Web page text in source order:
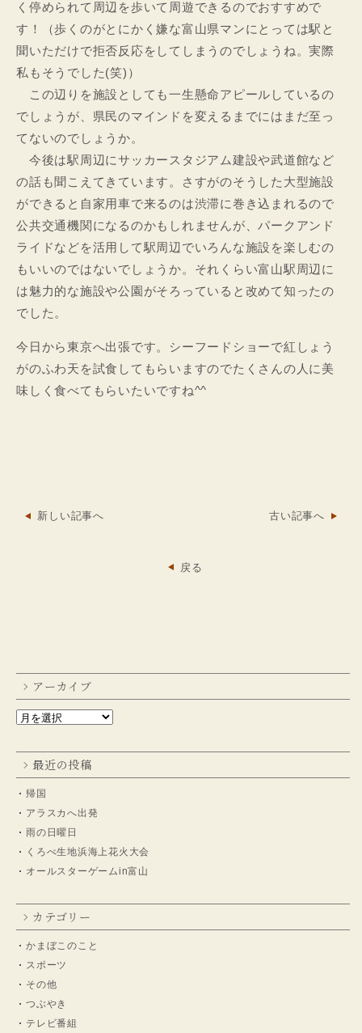
く停められて周辺を歩いて周遊できるのでおすすめで
す！（歩くのがとにかく嫌な富山県マンにとっては駅と
聞いただけで拒否反応をしてしまうのでしょうね。実際
私もそうでした(笑)）
この辺りを施設としても一生懸命アピールしているの
でしょうが、県民のマインドを変えるまでにはまだ至っ
てないのでしょうか。
今後は駅周辺にサッカースタジアム建設や武道館など
の話も聞こえてきています。さすがのそうした大型施設
ができると自家用車で来るのは渋滞に巻き込まれるので
公共交通機関になるのかもしれませんが、パークアンド
ライドなどを活用して駅周辺でいろんな施設を楽しむの
もいいのではないでしょうか。それくらい富山駅周辺に
は魅力的な施設や公園がそろっていると改めて知ったの
でした。
今日から東京へ出張です。シーフードショーで紅しょう
がのふわ天を試食してもらいますのでたくさんの人に美
味しく食べてもらいたいですね^^
新しい記事へ 古い記事へ
戻る
アーカイブ
最近の投稿
帰国
アラスカへ出発
雨の日曜日
くろべ生地浜海上花火大会
オールスターゲームin富山
カテゴリー
かまぼこのこと
スポーツ
その他
つぶやき
テレビ番組